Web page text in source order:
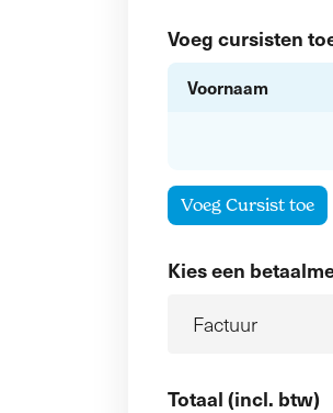
Voeg cursisten
Voornaam
Voeg Cursist toe
Kies een
Totaal (incl. btw)